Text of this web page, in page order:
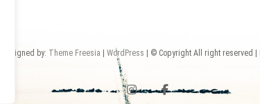
| Designed by: Theme Freesia WordPress | © Copyright All right reserved |
instagram
facebook